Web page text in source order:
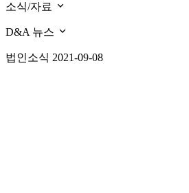
소식/자료
D&A 뉴스
법인소식 2021-09-08